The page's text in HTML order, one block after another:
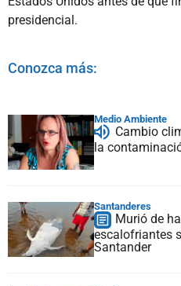
presidencial.
Conozca más:
Medio Ambiente
Cambio
la
Santanderes
Murió de
escalofriantes
Santander